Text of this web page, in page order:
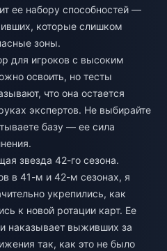
ее набору способностей —
которые слишком
зоны.
для игроков с высоким
освоить, но тесты
что она остается
экспертов. Не выбирайте
базу — ее сила
звезда 42-го сезона.
в 41-м и 42-м сезонах, я
укрепились, как
к новой ротации карт. Ее
наказывает выживших за
так, как это не было